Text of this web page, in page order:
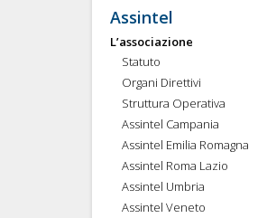
Assintel
L’associazione
Statuto
Organi Direttivi
Struttura Operativa
Assintel Campania
Assintel Emilia Romagna
Assintel Roma Lazio
Assintel Umbria
Assintel Veneto